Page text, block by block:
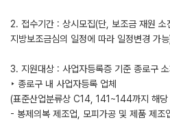
2. 접수기간 : 상시모집(단, 보조금 재원 소
지방보조금심의 일정에 따라 일정변경 가
3. 지원대상 : 사업자등록증 기준 종로구 소
‣ 종로구 내 사업자등록 업체
(표준산업분류상 C14, 141~144까지 해당
- 봉제의복 제조업, 모피가공 및 제품 제조